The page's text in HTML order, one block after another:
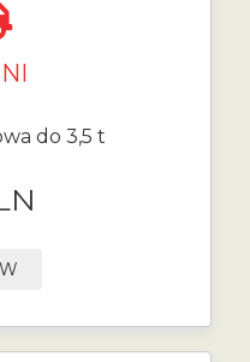
do 3,5 t